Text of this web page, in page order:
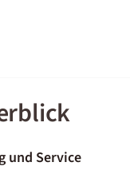
und Service